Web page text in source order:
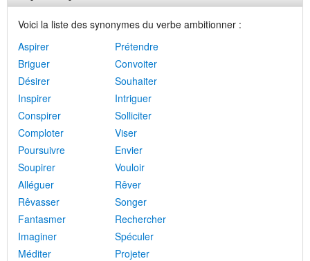
Voici la liste des synonymes du verbe ambitionner :
Aspirer
Prétendre
Briguer
Convoiter
Désirer
Souhaiter
Inspirer
Intriguer
Conspirer
Solliciter
Comploter
Viser
Poursuivre
Envier
Soupirer
Vouloir
Alléguer
Rêver
Rêvasser
Songer
Fantasmer
Rechercher
Imaginer
Spéculer
Méditer
Projeter